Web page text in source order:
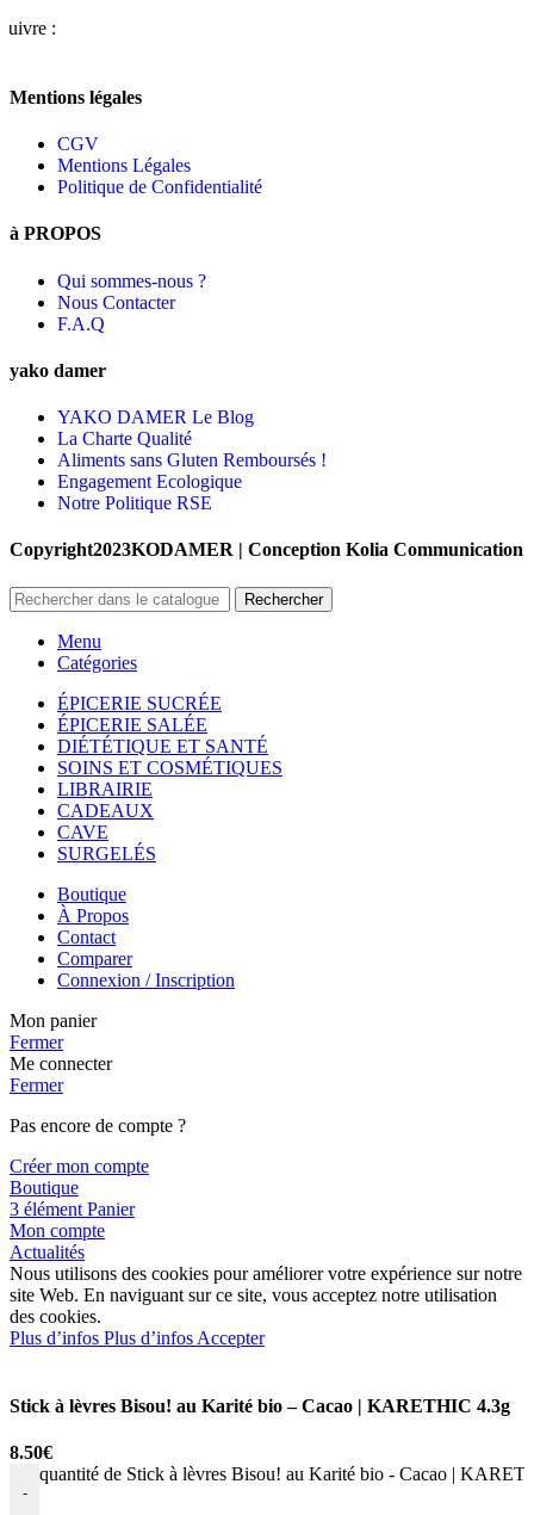
:
Mentions légales
CGV
Mentions Légales
Politique de Confidentialité
à PROPOS
Qui sommes-nous ?
Nous Contacter
F.A.Q
yako damer
YAKO DAMER Le Blog
La Charte Qualité
Aliments sans Gluten Remboursés !
Engagement Ecologique
Notre Politique RSE
Copyright2023KODAMER | Conception Kolia Communication
Rechercher
Menu
Catégories
ÉPICERIE SUCRÉE
ÉPICERIE SALÉE
DIÉTÉTIQUE ET SANTÉ
SOINS ET COSMÉTIQUES
LIBRAIRIE
CADEAUX
CAVE
SURGELÉS
Boutique
À Propos
Contact
Comparer
Connexion / Inscription
Mon panier
Fermer
Me connecter
Fermer
Pas encore de compte ?
Créer mon compte
Boutique
3 élément Panier
Mon compte
Actualités
Nous utilisons des cookies pour améliorer votre expérience sur notre
site Web. En naviguant sur ce site, vous acceptez notre utilisation
des cookies.
Plus d’infos Plus d’infos Accepter
Stick à lèvres Bisou! au Karité bio – Cacao | KARETHIC 4.3g
8.50€
-
quantité de Stick à lèvres Bisou! au Karité bio - Cacao |